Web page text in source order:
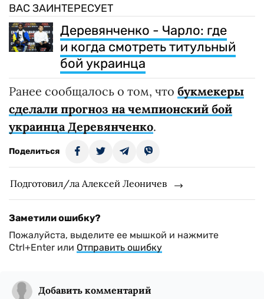
ВАС ЗАИНТЕРЕСУЕТ
Деревянченко - Чарло: где
и когда смотреть титульный
бой украинца
Ранее сообщалось о том, что букмекеры
сделали прогноз на чемпионский бой
украинца Деревянченко.
Поделиться
Подготовил/ла Алексей Леоничев
Заметили ошибку?
Пожалуйста, выделите ее мышкой и нажмите
Ctrl+Enter или Отправить ошибку
Добавить комментарий